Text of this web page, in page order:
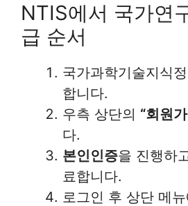
NTIS에서 국가연
급 순서
국가과학기술지식
합니다.
우측 상단의 “회원
다.
본인인증을 진행하
료합니다.
로그인 후 상단 메뉴